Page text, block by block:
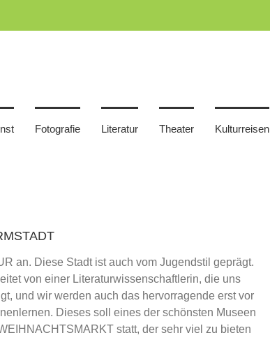
Fotografie Literatur Theater Kulturreisen
an. Diese Stadt ist auch vom Jugendstil geprägt.
von einer Literaturwissenschaftlerin, die uns
und wir werden auch das hervorragende erst vor
Dieses soll eines der schönsten Museen
statt, der sehr viel zu bieten